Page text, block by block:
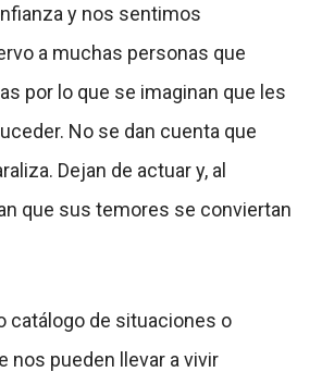
y nos sentimos
a muchas personas que
por lo que se imaginan que les
No se dan cuenta que
Dejan de actuar y, al
que sus temores se conviertan
catálogo de situaciones o
nos pueden llevar a vivir